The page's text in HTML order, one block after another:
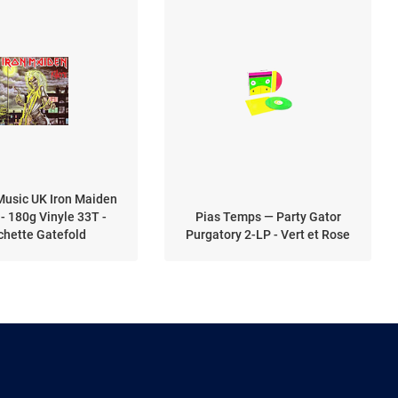
UK Iron Maiden
180g Vinyle 33T -
Gatefold
Pias Temps — Party Gator
Purgatory 2-LP - Vert et Rose